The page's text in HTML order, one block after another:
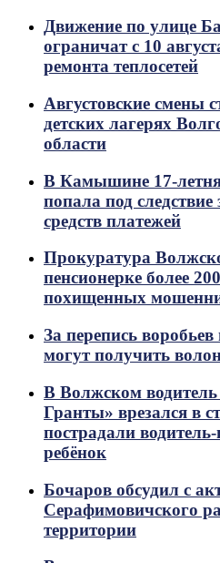
Движение по улице
ограничат с 10
ремонта теплосетей
Августовские смены
детских лагерях
области
В Камышине 17-
попала под следствие
средств платежей
Прокуратура
пенсионерке более
похищенных
За перепись
могут получить
В Волжском
Гранты» врезался в
пострадали
ребёнок
Бочаров обсудил с
Серафимовичского
территории